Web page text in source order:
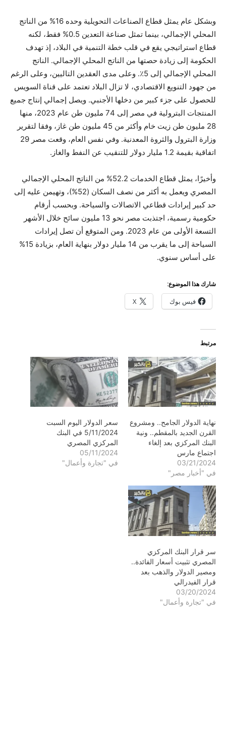
وبشكل عام يمثل قطاع الصناعات التحويلية وحده 16% من الناتج
المحلي الإجمالي، بينما تمثل صناعة التعدين 0.5% فقط، لكنه
قطاع استراتيجي يقع في قلب خطة التنمية في البلاد، إذ تهدف
الحكومة إلى زيادة حصتها من الناتج المحلي الإجمالي. الناتج
المحلي الإجمالي إلى 5٪. وعلى مدى العقدين التاليين، وعلى الرغم
من جهود التنويع الاقتصادي، لا تزال البلاد تعتمد على قناة السويس
للحصول على جزء كبير من دخلها الأجنبي. ويصل إجمالي إنتاج جميع
المنتجات البترولية في مصر إلى 74 مليون طن عام 2023، منها
28 مليون طن زيت خام وأكثر من 45 مليون طن غاز، وفقا لتقرير
وزارة البترول والثروة المعدنية. وفي نفس العام، وقعت مصر 29
اتفاقية بقيمة 1.2 مليار دولار للتنقيب عن النفط والغاز.
وأخيرًا، يمثل قطاع الخدمات 52.2% من الناتج المحلي الإجمالي
المصري ويعمل به أكثر من نصف السكان (52%)، وتهيمن عليه إلى
حد كبير إيرادات قطاعي الاتصالات والسياحة. وبحسب أرقام
حكومية رسمية، اجتذبت مصر نحو 13 مليون سائح خلال الأشهر
التسعة الأولى من عام 2023. ومن المتوقع أن تصل إيرادات
السياحة إلى ما يقرب من 14 مليار دولار بنهاية العام، بزيادة 15%
على أساس سنوي.
شارك هذا الموضوع:
فيس بوك X
مرتبط
نهاية الدولار الجامح.. ومشروع
القرن الجديد بالمقطم.. ونية
البنك المركزي بعد إلغاء
اجتماع مارس
03/21/2024
في "أخبار مصر"
سعر الدولار اليوم السبت
5/11/2024 في البنك
المركزي المصري
05/11/2024
في "تجارة وأعمال"
سر قرار البنك المركزي
المصري تثبيت أسعار الفائدة..
ومصير الدولار والذهب بعد
قرار الفيدرالي
03/20/2024
في "تجارة وأعمال"